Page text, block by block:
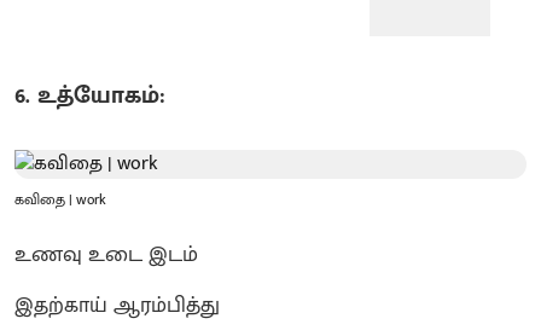
6. உத்யோகம்:
கவிதை | work
உணவு உடை இடம்
இதற்காய் ஆரம்பித்து